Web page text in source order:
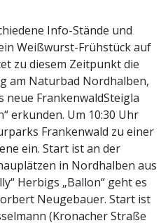
Info-Stände und
Weißwurst-Frühstück auf
zu diesem Zeitpunkt die
am Naturbad Nordhalben,
neue FrankenwaldSteigla
erkunden. Um 10:30 Uhr
Frankenwald zu einer
ein. Start ist an der
in Nordhalben aus
Herbigs „Ballon“ geht es
Neugebauer. Start ist
(Kronacher Straße